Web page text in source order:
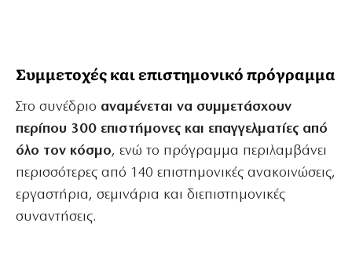
Συμμετοχές και επιστημονικό πρόγραμμα
Στο συνέδριο αναμένεται να συμμετάσχουν
περίπου 300 επιστήμονες και επαγγελματίες από
όλο τον κόσμο, ενώ το πρόγραμμα περιλαμβάνει
περισσότερες από 140 επιστημονικές ανακοινώσεις,
εργαστήρια, σεμινάρια και διεπιστημονικές
συναντήσεις.